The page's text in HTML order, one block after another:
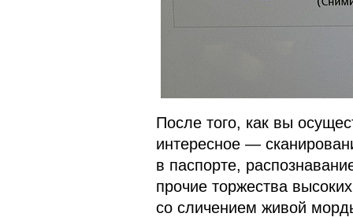
После того, как вы
интересное —
в паспорте,
прочие торжества
со сличением живой